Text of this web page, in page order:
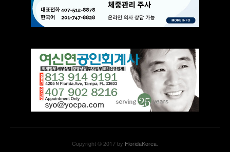
Copyright © 2017 by FloridaKorea